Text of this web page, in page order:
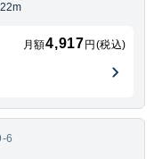
月額4,917 円(税込)
6